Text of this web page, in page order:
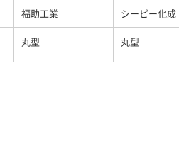
福助工業 シーピー化成
丸型 丸型